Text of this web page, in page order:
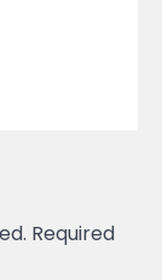
Required